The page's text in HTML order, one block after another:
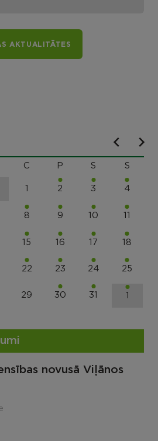
AKTUALITĀTES
C P S S
1 2 3 4
8 9 10 11
15 16 17 18
22 23 24 25
29 30 31 1
novusā Viļānos